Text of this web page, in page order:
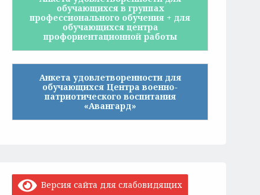
обучающихся в группах
профессионального обучения + для
обучающихся центра
профориентационной работы
Анкета удовлетворенности для
обучающихся Центра военно-
патриотического воспитания
«Авангард»
Версия сайта для слабовидящих